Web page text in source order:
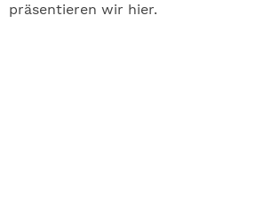
präsentieren wir hier.